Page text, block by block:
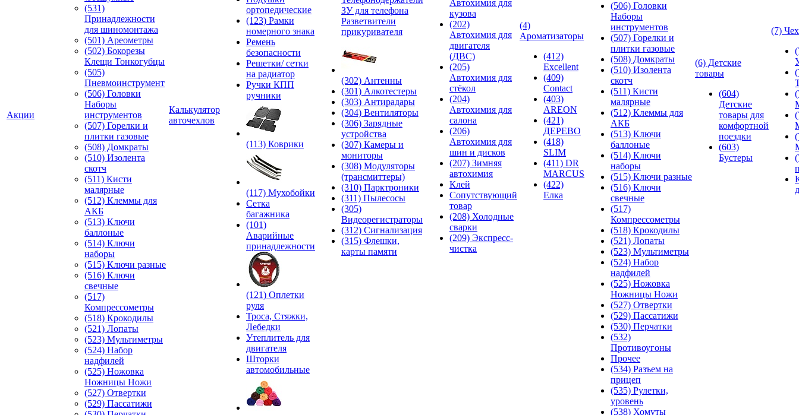
Акции
(531)
Принадлежности
для шиномонтажа
(501) Ареометры
(502) Бокорезы
Клещи Тонкогубцы
(505)
Пневмоинструмент
(506) Головки
Наборы
инструментов
(507) Горелки и
плитки газовые
(508) Домкраты
(510) Изолента
скотч
(511) Кисти
малярные
(512) Клеммы для
АКБ
(513) Ключи
баллоные
(514) Ключи
наборы
(515) Ключи разные
(516) Ключи
свечные
(517)
Компрессометры
(518) Крокодилы
(521) Лопаты
(523) Мультиметры
(524) Набор
надфилей
(525) Ножовка
Ножницы Ножи
(527) Отвертки
(529) Пассатижи
Калькулятор
авточехлов
ортопедические
(123) Рамки
номерного знака
Ремень
безопасности
Решетки/ сетки
на радиатор
Ручки КПП
ручники
(113) Коврики
(117) Мухобойки
Сетка
багажника
(101)
Аварийные
принадлежности
(121) Оплетки
руля
Троса, Стяжки,
Лебедки
Утеплитель для
двигателя
Шторки
автомобильные
ЗУ для телефона
Разветвители
прикуривателя
(302) Антенны
(301) Алкотестеры
(303) Антирадары
(304) Вентиляторы
(306) Зарядные
устройства
(307) Камеры и
мониторы
(308) Модуляторы
(трансмиттеры)
(310) Парктроники
(311) Пылесосы
(305)
Видеорегистраторы
(312) Сигнализация
(315) Флешки,
карты памяти
Автохимия для
кузова
(202)
Автохимия для
двигателя
(ДВС)
(205)
Автохимия для
стёкол
(204)
Автохимия для
салона
(206)
Автохимия для
шин и дисков
(207) Зимняя
автохимия
Клей
Сопутствующий
товар
(208) Холодные
сварки
(209) Экспреcс-
чистка
(4)
Ароматизаторы
(412)
Excellent
(409)
Contact
(403)
AREON
(421)
ДЕРЕВО
(418)
SLIM
(411) DR
MARCUS
(422)
Елка
(506) Головки
Наборы
инструментов
(507) Горелки и
плитки газовые
(508) Домкраты
(510) Изолента
скотч
(511) Кисти
малярные
(512) Клеммы для
АКБ
(513) Ключи
баллоные
(514) Ключи
наборы
(515) Ключи разные
(516) Ключи
свечные
(517)
Компрессометры
(518) Крокодилы
(521) Лопаты
(523) Мультиметры
(524) Набор
надфилей
(525) Ножовка
Ножницы Ножи
(527) Отвертки
(529) Пассатижи
(530) Перчатки
(532)
Противоугоны
Прочее
(534) Разъем на
прицеп
(535) Рулетки,
уровень
(538) Хомуты
(6) Детские
товары
(604)
Детские
товары для
комфортной
поездки
(603)
Бустеры
(7)